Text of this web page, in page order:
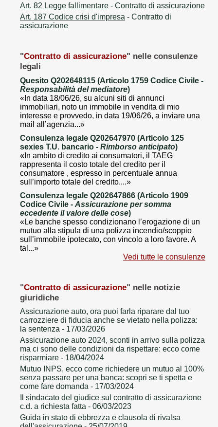
Art. 82 Legge fallimentare - Contratto di assicurazione
Art. 187 Codice crisi d'impresa - Contratto di
assicurazione
"Contratto di assicurazione" nelle consulenze
legali
Quesito Q202648115 (Articolo 1759 Codice Civile -
Responsabilità del mediatore)
«In data 18/06/26, su alcuni siti di annunci
immobiliari, noto un immobile in vendita di mio
interesse e provvedo, in data 19/06/26, a inviare una
mail all’agenzia...»
Consulenza legale Q202647970 (Articolo 125
sexies T.U. bancario - Rimborso anticipato)
«In ambito di credito ai consumatori, il TAEG
rappresenta il costo totale del credito per il
consumatore , espresso in percentuale annua
sull’importo totale del credito....»
Consulenza legale Q202647866 (Articolo 1909
Codice Civile - Assicurazione per somma
eccedente il valore delle cose)
«Le banche spesso condizionano l’erogazione di un
mutuo alla stipula di una polizza incendio/scoppio
sull’immobile ipotecato, con vincolo a loro favore. A
tal...»
Vedi tutte le consulenze
"Contratto di assicurazione" nelle notizie
giuridiche
Assicurazione auto, ora puoi farla riparare dal tuo
carrozziere di fiducia anche se vietato nella polizza:
la sentenza - 17/03/2026
Assicurazione auto 2024, sconti in arrivo sulla polizza
ma ci sono delle condizioni da rispettare: ecco come
risparmiare - 18/04/2024
Mutuo INPS, ecco come richiedere un mutuo al 100%
senza passare per una banca: scopri se ti spetta e
come fare domanda - 17/03/2024
Il sindacato del giudice sul contratto di assicurazione
c.d. a richiesta fatta - 06/03/2023
Guida in stato di ebbrezza e clausola di rivalsa